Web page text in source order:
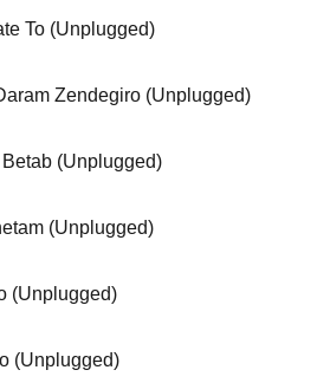
To (Unplugged)
Zendegiro (Unplugged)
(Unplugged)
(Unplugged)
(Unplugged)
(Unplugged)